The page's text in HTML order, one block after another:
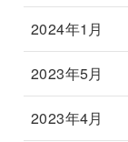
2024年1月
2023年5月
2023年4月